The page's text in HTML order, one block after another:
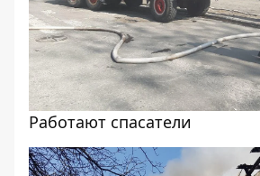
Работают спасатели